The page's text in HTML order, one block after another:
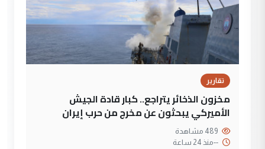
تقارير
مخزون الذخائر يتراجع.. كبار قادة الجيش
الأميركي يبحثون عن مخرج من حرب إيران
--منذ 24 ساعة